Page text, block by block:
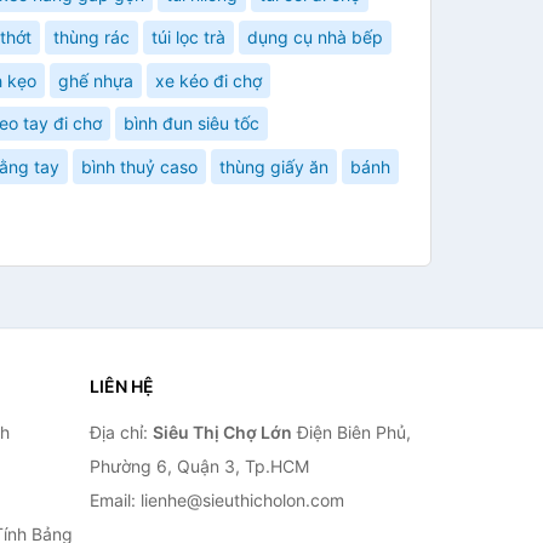
thớt thùng rác túi lọc trà dụng cụ nhà bếp
kẹo ghế nhựa xe kéo đi chợ
tay đi chơ bình đun siêu tốc
tay bình thuỷ caso thùng giấy ăn bánh
Bảng
LIÊN HỆ
Địa chỉ: Siêu Thị Chợ Lớn Điện Biên Phủ,
Phường 6, Quận 3, Tp.HCM
Email: lienhe@sieuthicholon.com